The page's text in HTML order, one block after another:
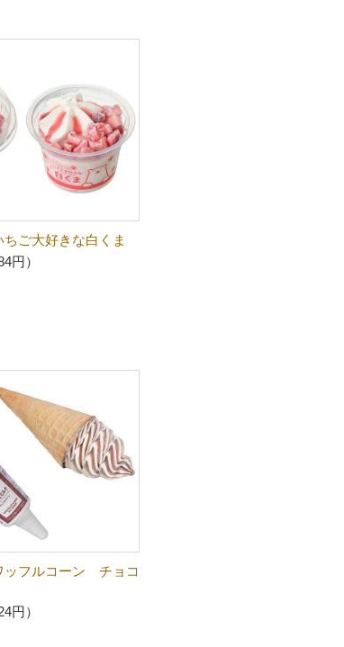
ご大好きな白くま
円）
フルコーン チョコ
円）